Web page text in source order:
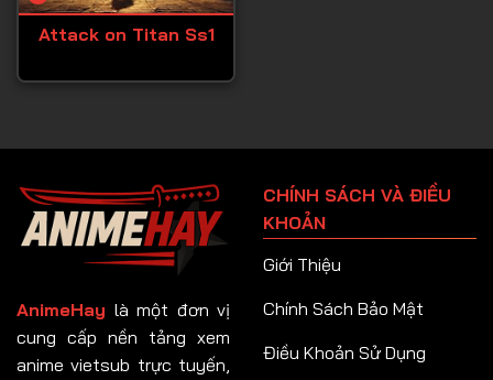
Attack on Titan Ss1
AnimeHay là một đơn vị
cung cấp nền tảng xem
anime vietsub trực tuyến,
CHÍNH SÁCH VÀ ĐIỀU
KHOẢN
Giới Thiệu
Chính Sách Bảo Mật
Điều Khoản Sử Dụng